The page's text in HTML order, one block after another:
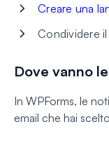
Creare una
Condividere
Dove vanno
In WPForms, le
email che hai